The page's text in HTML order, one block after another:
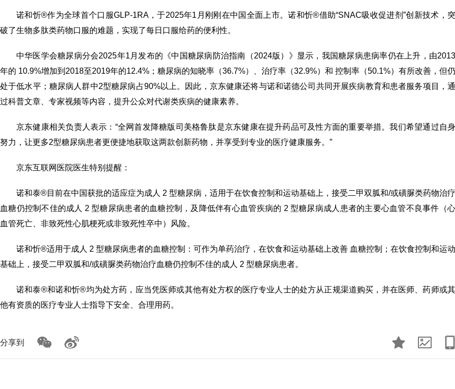
诺和忻®作为全球首个口服GLP-1RA，于2025年1月刚刚在中国全面上市。诺和忻®借助“SNAC吸收促进剂”创新技术，突
破了生物多肽类药物口服的难题，实现了每日口服给药的便利性。
中华医学会糖尿病分会2025年1月发布的《中国糖尿病防治指南（2024版）》显示，我国糖尿病患病率仍在上升，由2013
年的 10.9%增加到2018至2019年的12.4%；糖尿病的知晓率（36.7%）、治疗率（32.9%）和 控制率（50.1%）有所改善，但仍
处于低水平；糖尿病人群中2型糖尿病占90%以上。因此，京东健康还将与诺和诺德公司共同开展疾病教育和患者服务项目，通
过科普文章、专家视频等内容，提升公众对代谢类疾病的健康素养。
京东健康相关负责人表示：“全网首发降糖版司美格鲁肽是京东健康在提升药品可及性方面的重要举措。我们希望通过自身
努力，让更多2型糖尿病患者更便捷地获取这两款创新药物，并享受到专业的医疗健康服务。”
京东互联网医院医生特别提醒：
诺和泰®目前在中国获批的适应症为成人 2 型糖尿病，适用于在饮食控制和运动基础上，接受二甲双胍和/或磺脲类药物治疗
血糖仍控制不佳的成人 2 型糖尿病患者的血糖控制，及降低伴有心血管疾病的 2 型糖尿病成人患者的主要心血管不良事件（心
血管死亡、非致死性心肌梗死或非致死性卒中）风险。
诺和忻®适用于成人 2 型糖尿病患者的血糖控制：可作为单药治疗，在饮食和运动基础上改善 血糖控制；在饮食控制和运动
基础上，接受二甲双胍和/或磺脲类药物治疗血糖仍控制不佳的成人 2 型糖尿病患者。
诺和泰®和诺和忻®均为处方药，应当凭医师或其他有处方权的医疗专业人士的处方从正规渠道购买，并在医师、药师或其
他有资质的医疗专业人士指导下安全、合理用药。
分享到